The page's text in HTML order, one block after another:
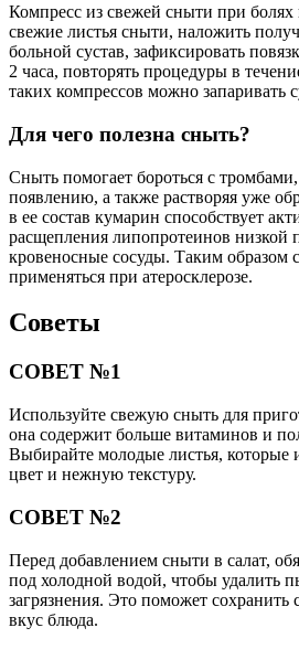
Компресс из свежей сныти при болях
свежие листья сныти, наложить
больной сустав, зафиксировать
2 часа, повторять процедуры в
таких компрессов можно запаривать
Для чего полезна сныть?
Сныть помогает бороться с
появлению, а также растворяя уже
в ее состав кумарин способствует
расщепления липопротеинов низкой
кровеносные сосуды. Таким образом
применяться при атеросклерозе.
Советы
СОВЕТ №1
Используйте свежую сныть для
она содержит больше витаминов и
Выбирайте молодые листья, которые
цвет и нежную текстуру.
СОВЕТ №2
Перед добавлением сныти в салат,
под холодной водой, чтобы удалить
загрязнения. Это поможет сохранить
вкус блюда.